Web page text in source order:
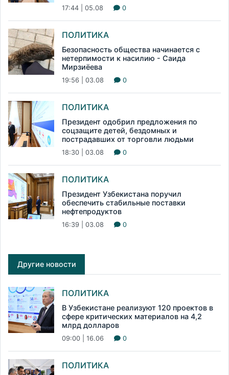
17:44 | 05.08 0
ПОЛИТИКА
Безопасность общества начинается с
нетерпимости к насилию - Саида
Мирзиёева
19:56 | 03.08 0
ПОЛИТИКА
Президент одобрил предложения по
соцзащите детей, бездомных и
пострадавших от торговли людьми
18:30 | 03.08 0
ПОЛИТИКА
Президент Узбекистана поручил
обеспечить стабильные поставки
нефтепродуктов
16:39 | 03.08 0
Другие новости
ПОЛИТИКА
В Узбекистане реализуют 120 проектов в
сфере критических материалов на 4,2
млрд долларов
09:00 | 16.06 0
ПОЛИТИКА